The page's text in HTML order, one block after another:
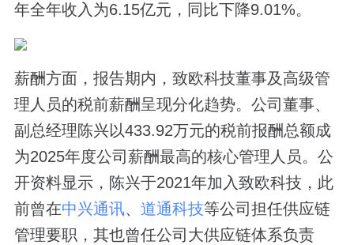
年全年收入为6.15亿元，同比下降9.01%。
薪酬方面，报告期内，致欧科技董事及高级管
理人员的税前薪酬呈现分化趋势。公司董事、
副总经理陈兴以433.92万元的税前报酬总额成
为2025年度公司薪酬最高的核心管理人员。公
开资料显示，陈兴于2021年加入致欧科技，此
前曾在中兴通讯、 道通科技等公司担任供应链
管理要职，其也曾任公司大供应链体系负责